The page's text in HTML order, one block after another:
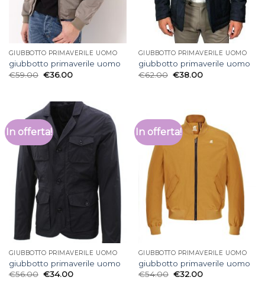
GIUBBOTTO PRIMAVERILE UOMO
giubbotto primaverile uomo
€59.00 €36.00
GIUBBOTTO PRIMAVERILE UOMO
giubbotto primaverile uomo
€62.00 €38.00
In offerta!
GIUBBOTTO PRIMAVERILE UOMO
giubbotto primaverile uomo
€56.00 €34.00
In offerta!
GIUBBOTTO PRIMAVERILE UOMO
giubbotto primaverile uomo
€54.00 €32.00